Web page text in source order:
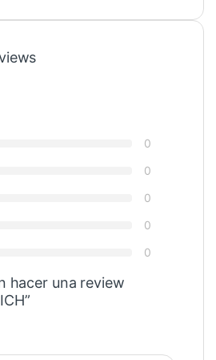
0
0
0
0
0
hacer una review